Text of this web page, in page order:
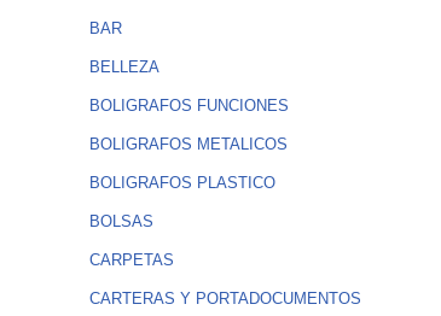
BAR
BELLEZA
BOLIGRAFOS FUNCIONES
BOLIGRAFOS METALICOS
BOLIGRAFOS PLASTICO
BOLSAS
CARPETAS
CARTERAS Y PORTADOCUMENTOS